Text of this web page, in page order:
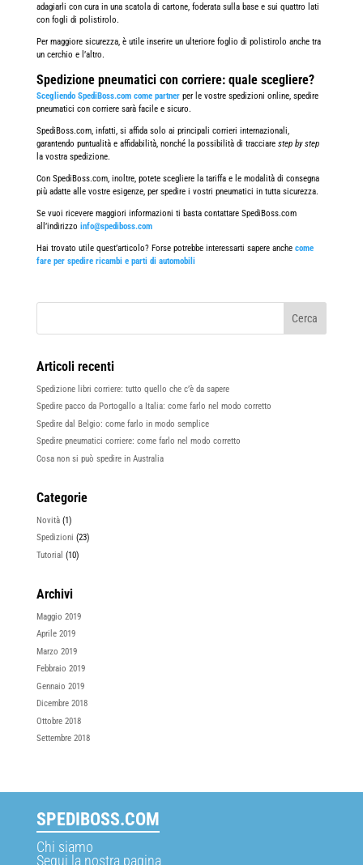
adagiarli con cura in una scatola di cartone, foderata sulla base e sui quattro lati
con fogli di polistirolo.
Per maggiore sicurezza, è utile inserire un ulteriore foglio di polistirolo anche tra
un cerchio e l’altro.
Spedizione pneumatici con corriere: quale scegliere?
Scegliendo SpediBoss.com come partner per le vostre spedizioni online, spedire
pneumatici con corriere sarà facile e sicuro.
SpediBoss.com, infatti, si affida solo ai principali corrieri internazionali,
garantendo puntualità e affidabilità, nonché la possibilità di tracciare step by step
la vostra spedizione.
Con SpediBoss.com, inoltre, potete scegliere la tariffa e le modalità di consegna
più adatte alle vostre esigenze, per spedire i vostri pneumatici in tutta sicurezza.
Se vuoi ricevere maggiori informazioni ti basta contattare SpediBoss.com
all’indirizzo info@spediboss.com
Hai trovato utile quest’articolo? Forse potrebbe interessarti sapere anche come
fare per spedire ricambi e parti di automobili
Articoli recenti
Spedizione libri corriere: tutto quello che c’è da sapere
Spedire pacco da Portogallo a Italia: come farlo nel modo corretto
Spedire dal Belgio: come farlo in modo semplice
Spedire pneumatici corriere: come farlo nel modo corretto
Cosa non si può spedire in Australia
Categorie
Novità(1)
Spedizioni (23)
Tutorial (10)
Archivi
Maggio 2019
Aprile 2019
Marzo 2019
Febbraio 2019
Gennaio 2019
Dicembre 2018
Ottobre 2018
Settembre 2018
SPEDIBOSS.COM
Chi siamo
Segui la nostra pagina